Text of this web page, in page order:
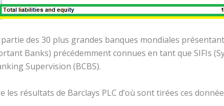
des 30 plus grandes banques mondiales
Banks) précédemment connues en tant que SIFIs
Supervision (BCBS).
les résultats de Barclays PLC d’où sont tirées ces